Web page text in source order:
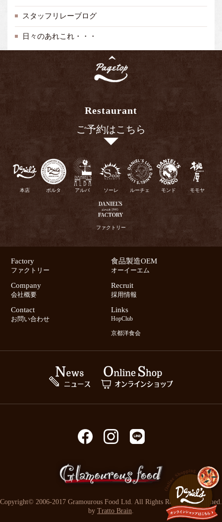
スタッフリレーブログ
日々のあれこれ・・・
Restaurant
ご予約はこちら
本店 ポルタ アルバ ソーレ ルーチェ モンド モモヤ
ファクトリー
Factory
ファクトリー
食品製造OEM
オーイーエム
Company
会社概要
Recruit
採用情報
Contact
お問い合わせ
Links
HopClub
京都洋食会
Copyright© 2006-2017 Gramourous Food Ltd. All Rights Reserved. Designed.
by Tratto Brain.